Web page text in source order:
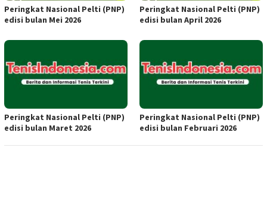
Peringkat Nasional Pelti (PNP)
edisi bulan Mei 2026
Peringkat Nasional Pelti (PNP)
edisi bulan April 2026
Peringkat Nasional Pelti (PNP)
edisi bulan Maret 2026
Peringkat Nasional Pelti (PNP)
edisi bulan Februari 2026